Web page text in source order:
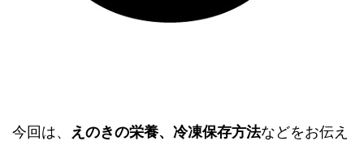
今回は、 えのきの栄養、冷凍保存方法などをお伝え